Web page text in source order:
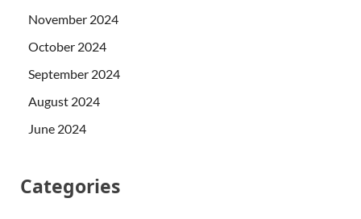
November 2024
October 2024
September 2024
August 2024
June 2024
Categories